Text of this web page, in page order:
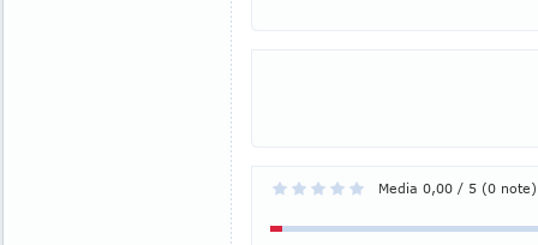
Media 0,00 / 5 (0 note)